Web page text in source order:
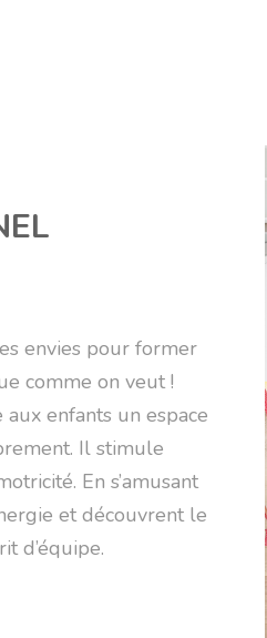
envies pour former
comme on veut !
enfants un espace
Il stimule
En s’amusant
et découvrent le
d’équipe.